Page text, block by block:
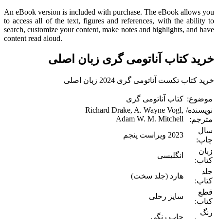
An eBook version is included with purchase. The eBook allows you
to access all of the text, figures and references, with the ability to
search, customize your content, make notes and highlights, and have
content read aloud.
خرید کتاب آناتومی گری زبان اصلی
خرید کتاب تکست آناتومی گری 2024 زبان اصلی
موضوع: کتاب آناتومی گری
نویسنده/
مترجم:
Richard Drake, A. Wayne Vogl,
Adam W. M. Mitchell
سال
چاپ:
2023 ویراست پنجم
زبان
کتاب:
انگلیسی
جلد
کتاب:
هارد (جلد سخت)
قطع
کتاب:
سایز رحلی
رنگ
چاپ رنگی